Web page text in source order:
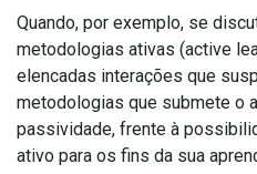
Quando, por exemplo, se
metodologias ativas (active
elencadas interações que
metodologias que submete o
passividade, frente à
ativo para os fins da sua